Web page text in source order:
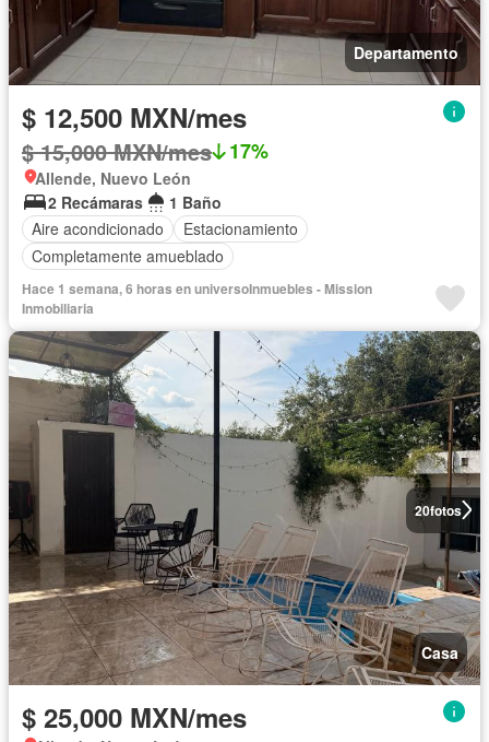
Departamento
$ 12,500 MXN/mes
$ 15,000 MXN/mes 17%
Allende, Nuevo León
2 Recámaras
1 Baño
Aire acondicionado
Estacionamiento
Completamente amueblado
Hace 1 semana, 6 horas en universoInmuebles - Mission
Inmobiliaria
20fotos
Casa
$ 25,000 MXN/mes